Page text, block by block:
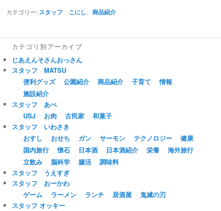
カテゴリー: スタッフ こにし、商品紹介
カテゴリ別アーカイブ
じあえんそさんおっさん
スタッフ MATSU
便利グッズ
公園紹介 商品紹介 子育て
情報
施設紹介
スタッフ あべ
USJ
お肉 古民家
和菓子
スタッフ いわさき
おすし
おせち ガン サーモン テクノロジー
健康
国内旅行
懐石 日本酒 日本酒紹介 栄養
海外旅行
立飲み
脳科学 腸活
調味料
スタッフ うえすぎ
スタッフ おーかわ
ゲーム
ラーメン ランチ 居酒屋
鬼滅の刃
スタッフ オッキー